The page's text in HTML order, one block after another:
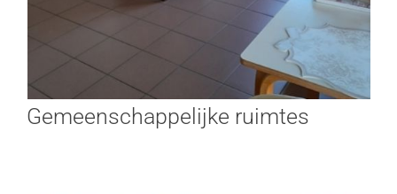
Gemeenschappelijke ruimtes